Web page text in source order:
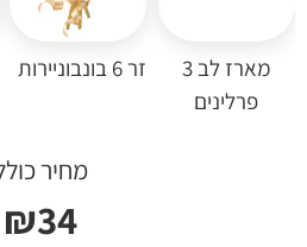
מארז לב 3
פרלינים
זר 6 בונבוניירות
מחיר כולל
₪34